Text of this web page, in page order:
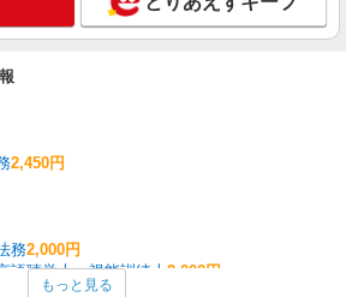
2,450円
務2,000円
語聴覚士・視能訓練士 2,000円
もっと見る